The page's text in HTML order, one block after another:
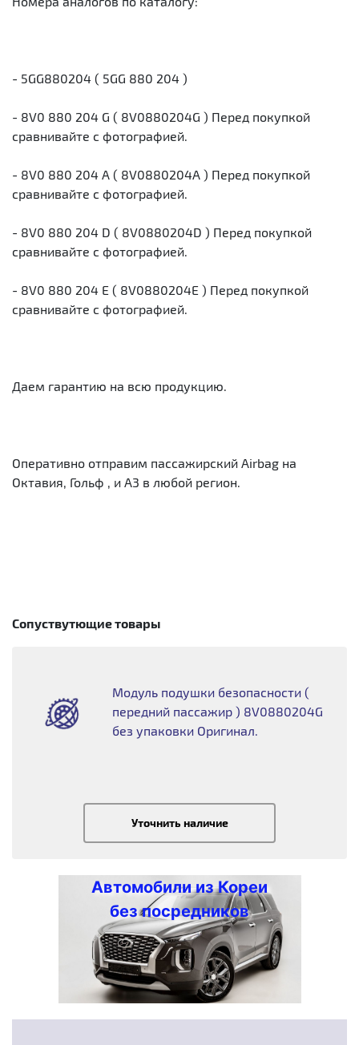
- 5GG880204 ( 5GG 880 204 )
- 8V0 880 204 G ( 8V0880204G ) Перед покупкой
сравнивайте с фотографией.
- 8V0 880 204 A ( 8V0880204A ) Перед покупкой
сравнивайте с фотографией.
- 8V0 880 204 D ( 8V0880204D ) Перед покупкой
сравнивайте с фотографией.
- 8V0 880 204 E ( 8V0880204E ) Перед покупкой
сравнивайте с фотографией.
Даем гарантию на всю продукцию.
Оперативно отправим пассажирский Airbag на
Октавия, Гольф , и А3 в любой регион.
Сопуствутющие товары
Модуль подушки безопасности (
передний пассажир ) 8V0880204G
без упаковки Оригинал.
Уточнить наличие
Автомобили из Кореи
без посредников